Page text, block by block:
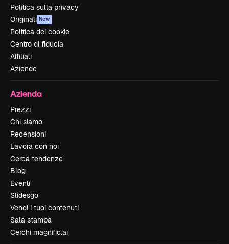
Politica sulla privacy
Originali New
Politica dei cookie
Centro di fiducia
Affiliati
Aziende
Azienda
Prezzi
Chi siamo
Recensioni
Lavora con noi
Cerca tendenze
Blog
Eventi
Slidesgo
Vendi i tuoi contenuti
Sala stampa
Cerchi magnific.ai